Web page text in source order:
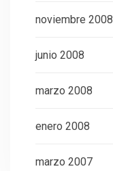
noviembre 2008
junio 2008
marzo 2008
enero 2008
marzo 2007